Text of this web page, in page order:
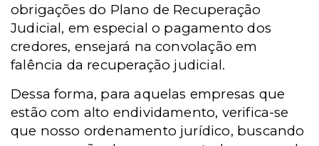
obrigações do Plano de Recuperação
Judicial, em especial o pagamento dos
credores, ensejará na convolação em
falência da recuperação judicial.
Dessa forma, para aquelas empresas que
estão com alto endividamento, verifica-se
que nosso ordenamento jurídico, buscando